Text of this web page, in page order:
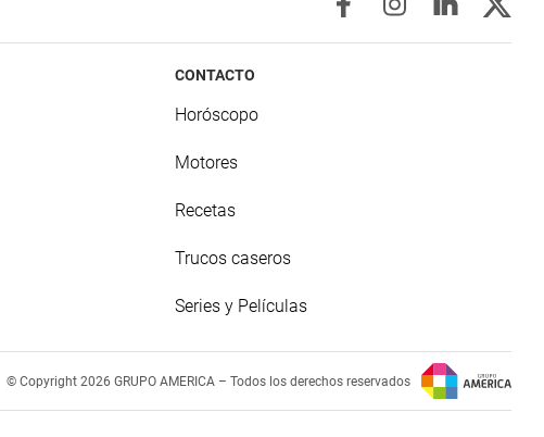
CONTACTO
Horóscopo
Motores
Recetas
Trucos caseros
Series y Películas
© Copyright 2026 GRUPO AMERICA – Todos los derechos reservados